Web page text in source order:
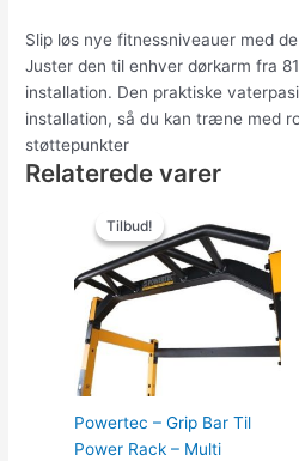
Slip løs nye fitnessniveauer med
Juster den til enhver dørkarm fra
installation. Den praktiske
installation, så du kan træne med
støttepunkter
Relaterede varer
Tilbud!
Tilbud!
Powertec – Grip Bar Til
Power Rack – Multi
oprindelige
pris
var:
799.00kr..
pris
er:
595.00kr..